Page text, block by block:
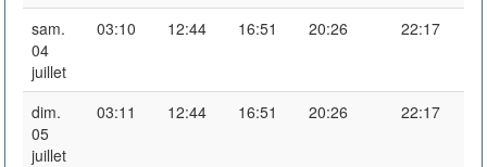
sam.
04
juillet
03:10 12:44 16:51 20:26 22:17
dim.
05
juillet
03:11 12:44 16:51 20:26 22:17